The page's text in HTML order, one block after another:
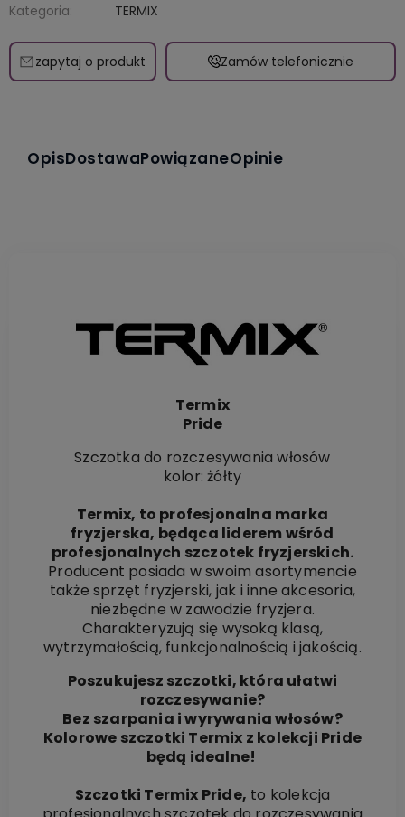
Kategoria:
TERMIX
zapytaj o produkt Zamów telefonicznie
OpisDostawaPowiązaneOpinie
Termix
Pride
Szczotka do rozczesywania włosów
kolor: żółty
Termix, to profesjonalna marka
fryzjerska, będąca liderem wśród
profesjonalnych szczotek fryzjerskich.
Producent posiada w swoim asortymencie
także sprzęt fryzjerski, jak i inne akcesoria,
niezbędne w zawodzie fryzjera.
Charakteryzują się wysoką klasą,
wytrzymałością, funkcjonalnością i jakością.
Poszukujesz szczotki, która ułatwi
rozczesywanie?
Bez szarpania i wyrywania włosów?
Kolorowe szczotki Termix z kolekcji Pride
będą idealne!
Szczotki Termix Pride, to kolekcja